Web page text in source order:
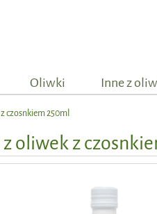
Oliwki Inne z
czosnkiem 250ml
oliwek z